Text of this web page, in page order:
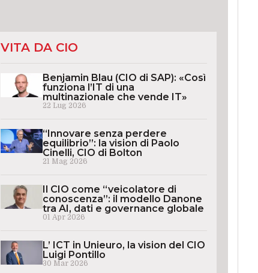
VITA DA CIO
Benjamin Blau (CIO di SAP): «Così
funziona l’IT di una
multinazionale che vende IT»
22 Lug 2026
“Innovare senza perdere
equilibrio”: la vision di Paolo
Cinelli, CIO di Bolton
21 Mag 2026
Il CIO come “veicolatore di
conoscenza”: il modello Danone
tra AI, dati e governance globale
01 Apr 2026
L’ ICT in Unieuro, la vision del CIO
Luigi Pontillo
30 Mar 2026